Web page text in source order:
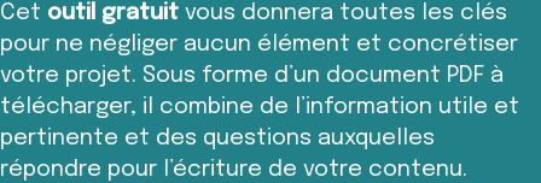
Cet outil gratuit vous donnera toutes les clés
pour ne négliger aucun élément et concrétiser
votre projet. Sous forme d’un document PDF à
télécharger, il combine de l’information utile et
pertinente et des questions auxquelles
répondre pour l’écriture de votre contenu.